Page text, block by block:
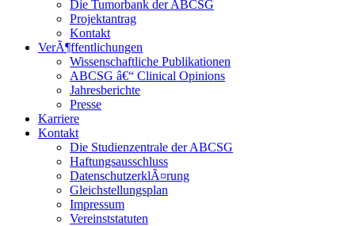
Die Tumorbank der ABCSG
Projektantrag
Kontakt
VerÃ¶ffentlichungen
Wissenschaftliche Publikationen
ABCSG â€“ Clinical Opinions
Jahresberichte
Presse
Karriere
Kontakt
Die Studienzentrale der ABCSG
Haftungsausschluss
DatenschutzerklÃ¤rung
Gleichstellungsplan
Impressum
Vereinststatuten